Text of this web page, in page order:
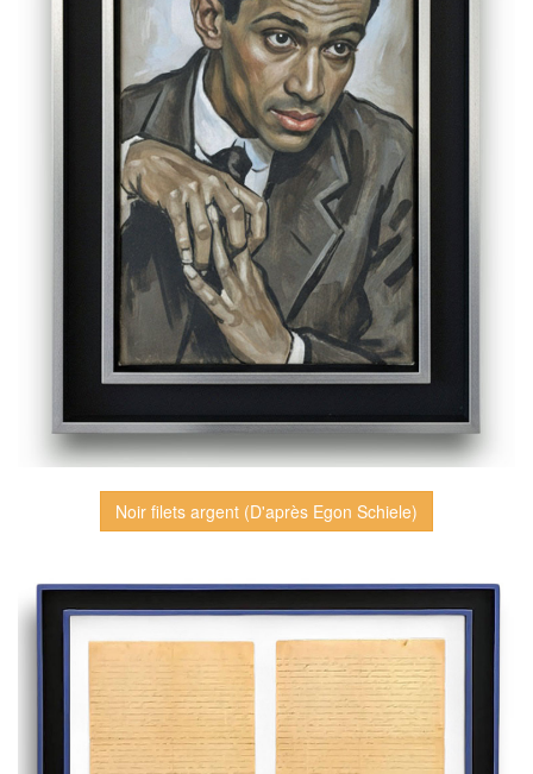
Noir filets argent (D'après Egon Schiele)